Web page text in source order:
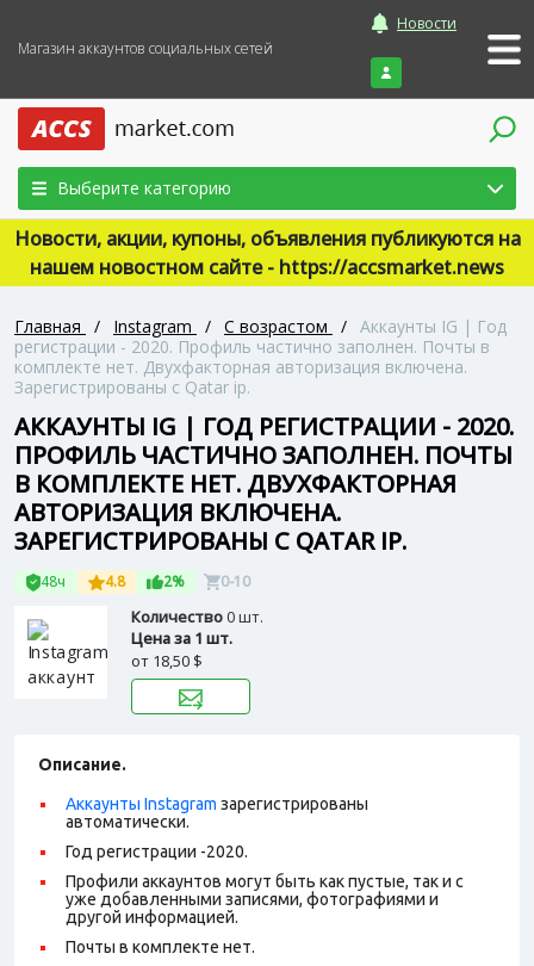
Магазин аккаунтов социальных сетей
Новости
Войти
Выберите категорию
Новости, акции, купоны, объявления публикуются на
нашем новостном сайте - https://accsmarket.news
Главная / Instagram / С возрастом / Аккаунты IG | Год
регистрации - 2020. Профиль частично заполнен. Почты в
комплекте нет. Двухфакторная авторизация включена.
Зарегистрированы с Qatar ip.
АККАУНТЫ IG | ГОД РЕГИСТРАЦИИ - 2020.
ПРОФИЛЬ ЧАСТИЧНО ЗАПОЛНЕН. ПОЧТЫ
В КОМПЛЕКТЕ НЕТ. ДВУХФАКТОРНАЯ
АВТОРИЗАЦИЯ ВКЛЮЧЕНА.
ЗАРЕГИСТРИРОВАНЫ С QATAR IP.
48ч 4.8 2% 0-10
Количество0 шт.
Цена за 1 шт.
от 18,50 $
Описание.
Аккаунты Instagram зарегистрированы
автоматически.
Год регистрации -2020.
Профили аккаунтов могут быть как пустые, так и с
уже добавленными записями, фотографиями и
другой информацией.
Почты в комплекте нет.